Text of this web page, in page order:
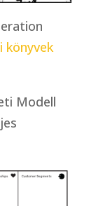
könyvek
Modell